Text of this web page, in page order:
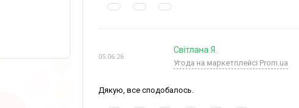
05.06.26
Світлана Я.
Угода на маркетплейсі Prom.ua
Дякую, все сподобалось.